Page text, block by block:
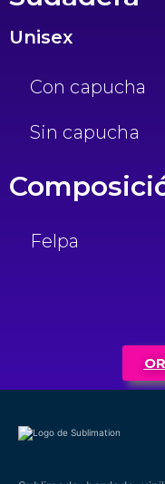
Unisex
Con capucha
Sin capucha
Felpa